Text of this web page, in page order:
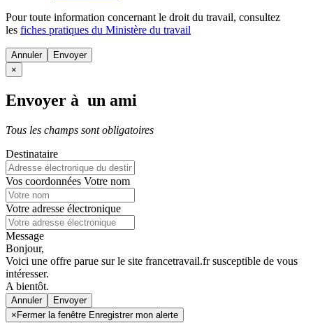
Pour toute information concernant le droit du travail, consultez
les fiches pratiques du Ministère du travail
Annuler
×
Envoyer à un ami
Tous les champs sont obligatoires
Destinataire
Vos coordonnées Votre nom
Votre adresse électronique
Message
Bonjour,
Voici une offre parue sur le site francetravail.fr susceptible de vous
intéresser.
A bientôt.
Annuler
×Fermer la fenêtre Enregistrer mon alerte